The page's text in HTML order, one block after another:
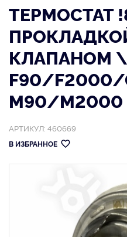
ТЕРМОСТАТ
КЛАПАНОМ
F90/
M90/M2000
АРТИКУЛ: 460669
В ИЗБРАННОЕ